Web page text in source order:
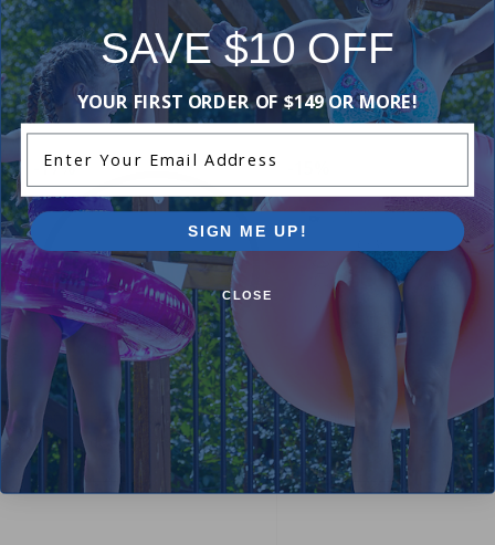
Purchased often with:
-17%
Carvin - 47035803R - Joint
torique de filtre
$11.99
Assemblage/Logement
- Jacuzzi / Carvin - 16-0300-
$98.99 $116.99
SAVE $10 OFF
YOUR FIRST ORDER OF $149 OR MORE!
SIGN ME UP!
CLOSE